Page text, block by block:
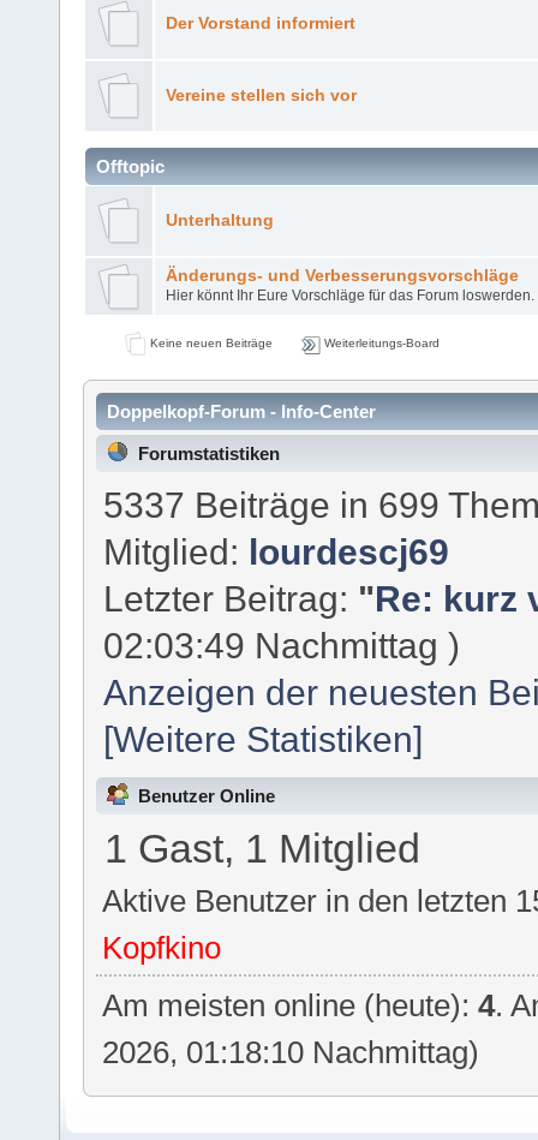
Der Vorstand informiert
Vereine stellen sich vor
Offtopic
Unterhaltung
Änderungs- und Verbesserungsvorschläge
Hier könnt Ihr Eure Vorschläge für das Forum loswerden.
Keine neuen Beiträge Weiterleitungs-Board
Doppelkopf-Forum - Info-Center
Forumstatistiken
5337 Beiträge in 699
Mitglied: lourdescj69
Letzter Beitrag: "Re: kurz
02:03:49 Nachmittag )
Anzeigen der neuesten
[Weitere Statistiken]
Benutzer Online
1 Gast, 1 Mitglied
Aktive Benutzer in den letzten
Kopfkino
Am meisten online (heute):4.
2026, 01:18:10 Nachmittag)